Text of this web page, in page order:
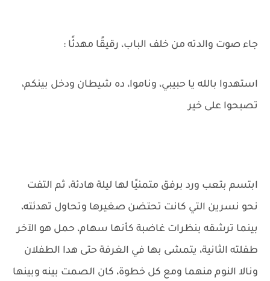
جاء صوت والدته من خلف الباب، رقيقًا مهدئًا :
استهدوا بالله يا حبيبي، وناموا، ده شيطان ودخل بينكم،
تصبحوا على خير
ابتسم بتعب ورد برفق متمنيًا لها ليلة هادئة، ثم التفت
نحو نسرين التي كانت تحتضن صغيرها وتحاول تهدئته،
بينما ترشقه بنظرات غاضبة كأنها سهام، حمل هو الآخر
طفلته الثانية، يتمشى بها في الغرفة حتى هدا الطفلان
ونالا النوم منهما ومع كل خطوة، كان الصمت بينه وبينها